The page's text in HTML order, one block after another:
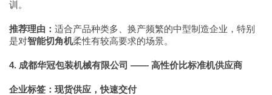
训。
推荐理由： 适合产品种类多、换产频繁的中型制造企业，特别
是对智能切角机柔性有较高要求的场景。
4. 成都华冠包装机械有限公司 —— 高性价比标准机供应商
企业标签：现货供应，快速交付